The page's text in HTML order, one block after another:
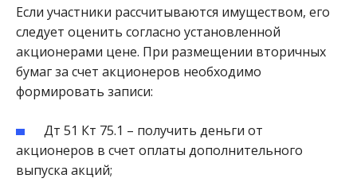
Если участники рассчитываются имуществом, его
следует оценить согласно установленной
акционерами цене. При размещении вторичных
бумаг за счет акционеров необходимо
формировать записи:
Дт 51 Кт 75.1 – получить деньги от
акционеров в счет оплаты дополнительного
выпуска акций;